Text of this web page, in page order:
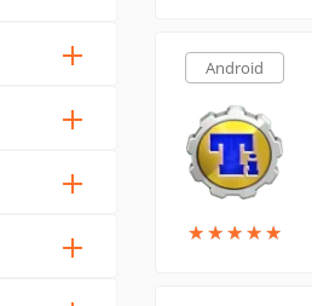
Android
★★★★★
★★★★★